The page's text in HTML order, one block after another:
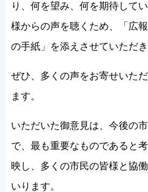
り、何を望み、何を期待して
様からの声を聴くため、「広
の手紙」を添えさせていただき
ぜひ、多くの声をお寄せいた
ます。
いただいた御意見は、今後の
で、最も重要なものであると
映し、多くの市民の皆様と協
いります。